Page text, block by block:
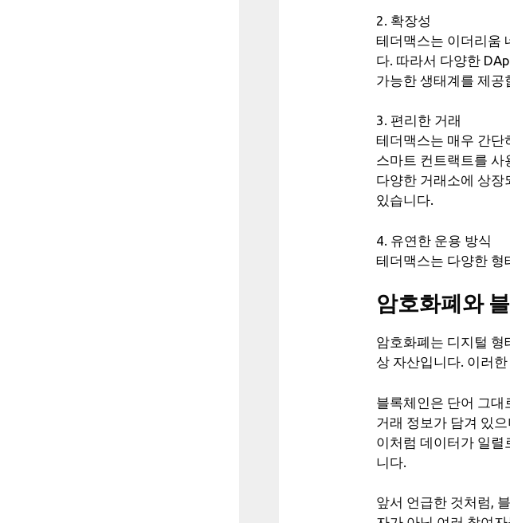
2. 확장성
테더맥스는 이더리움
다. 따라서 다양한
가능한 생태계를 제공
3. 편리한 거래
테더맥스는 매우 간단
스마트 컨트랙트를 사
다양한 거래소에 상장
있습니다.
4. 유연한 운용 방식
테더맥스는 다양한 형
암호화폐와
암호화폐는 디지털
상 자산입니다. 이러
블록체인은 단어 그대
거래 정보가 담겨 있
이처럼 데이터가 일렬
니다.
앞서 언급한 것처럼,